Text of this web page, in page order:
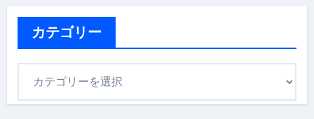
カテゴリー